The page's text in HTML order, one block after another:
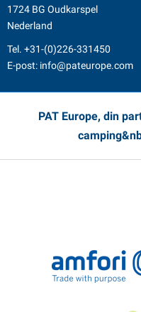
1724 BG Oudkarspel
Nederland
Tel. +31-(0)226-331450
E-post: info@pateurope.com
PAT Europe, din